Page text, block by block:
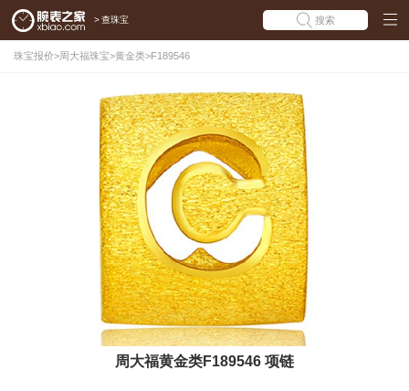
> 查珠宝 搜索
珠宝报价> 周大福珠宝>黄金类>F189546
周大福黄金类F189546 项链